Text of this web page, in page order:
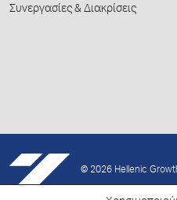
Συνεργασίες & Διακρίσεις
© 2026 Hellenic